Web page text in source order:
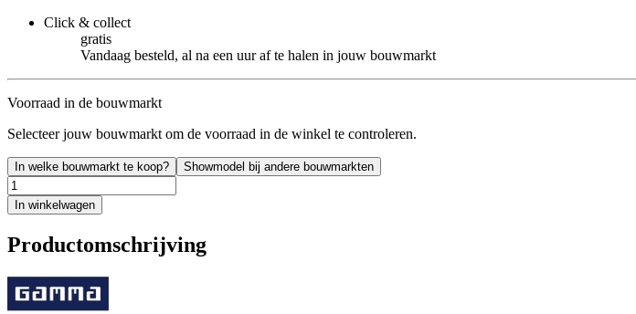
Click & collect
gratis
Vandaag besteld, al na een uur af te halen in jouw bouwmarkt
Voorraad in de bouwmarkt
Selecteer jouw bouwmarkt om de voorraad in de winkel te controleren.
In welke bouwmarkt te koop? Showmodel bij andere bouwmarkten
In winkelwagen
Productomschrijving